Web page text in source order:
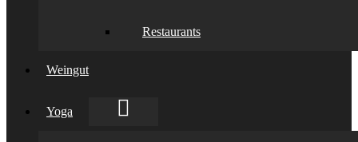
Restaurants
Weingut
Yoga